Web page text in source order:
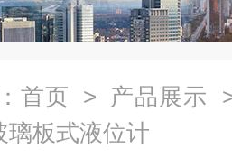
首页 > 产品展示
璃板式液位计